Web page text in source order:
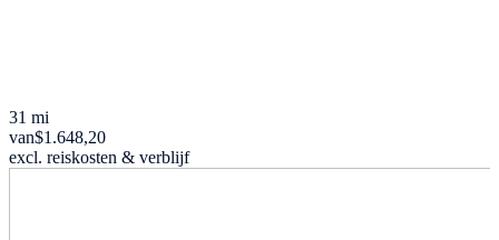
31 mi
van$1.648,20
excl. reiskosten & verblijf